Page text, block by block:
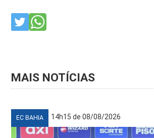
MAIS NOTÍCIAS
EC BAHIA 14h15 de 08/08/2026